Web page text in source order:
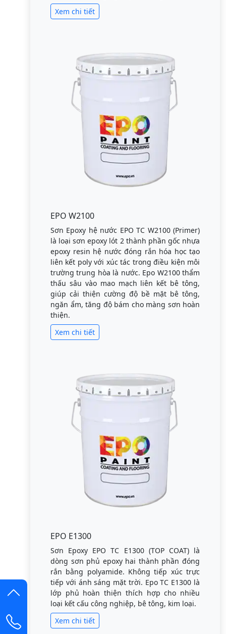
Xem chi tiết
EPO W2100
Sơn Epoxy hệ nước EPO TC W2100 (Primer)
là loại sơn epoxy lót 2 thành phần gốc nhựa
epoxy resin hệ nước đóng rắn hóa học tạo
liên kết poly với xúc tác trong điều kiện môi
trường trung hòa là nước. Epo W2100 thẩm
thấu sâu vào mao mạch liên kết bê tông,
giúp cải thiện cường độ bề mặt bê tông,
ngăn ẩm, tăng độ bám cho màng sơn hoàn
thiện.
Xem chi tiết
EPO E1300
Sơn Epoxy EPO TC E1300 (TOP COAT) là
dòng sơn phủ epoxy hai thành phần đóng
rắn bằng polyamide. Không tiếp xúc trực
tiếp với ánh sáng mặt trời. Epo TC E1300 là
lớp phủ hoàn thiện thích hợp cho nhiều
loại kết cấu công nghiệp, bê tông, kim loại.
Xem chi tiết